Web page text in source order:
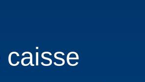
caisse